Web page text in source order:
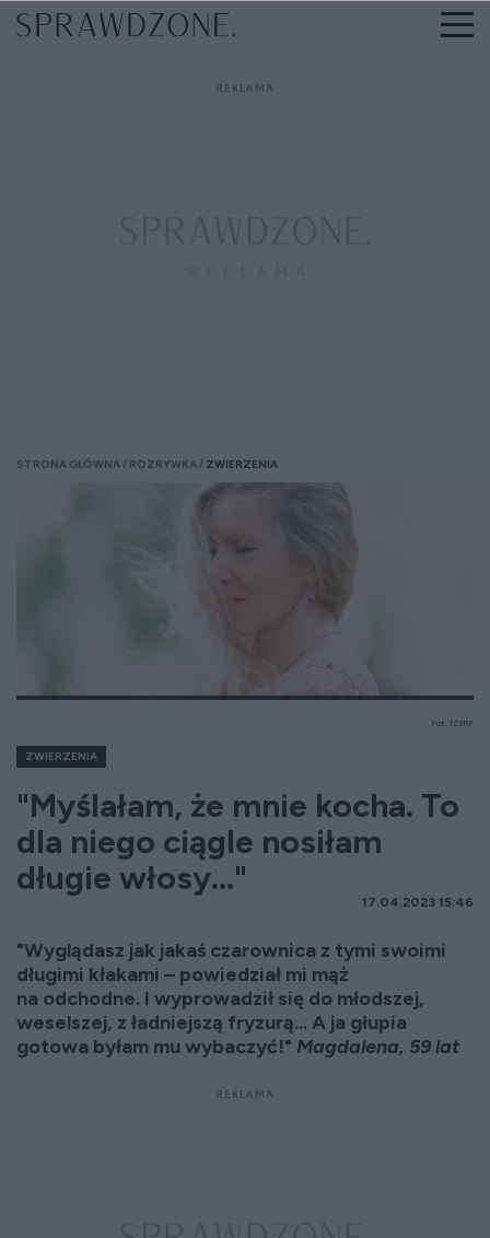
STRONA GŁÓWNA ROZRYWKA ZWIERZENIA
Fot. 123RF
ZWIERZENIA
"Myślałam, że mnie kocha. To
dla niego ciągle nosiłam
długie włosy..."
17.04.2023 15:46
"Wyglądasz jak jakaś czarownica z tymi swoimi
długimi kłakami – powiedział mi mąż
na odchodne. I wyprowadził się do młodszej,
weselszej, z ładniejszą fryzurą... A ja głupia
gotowa byłam mu wybaczyć!" Magdalena, 59 lat